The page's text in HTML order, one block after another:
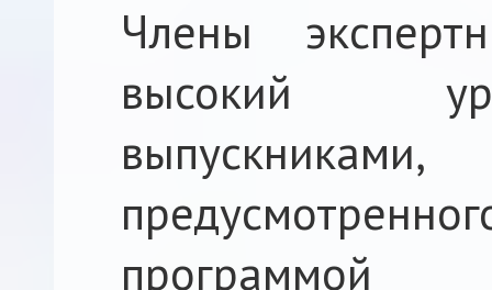
Члены
высокий